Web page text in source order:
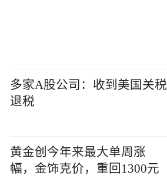
多家A股公司：收到美国关税
退税
黄金创今年来最大单周涨
幅，金饰克价，重回1300元